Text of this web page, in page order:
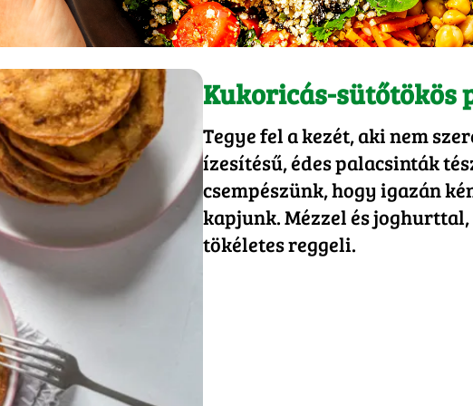
Kukoricás-sütőtökös
Tegye fel a kezét, aki nem
ízesítésű, édes palacsinták
csempészünk, hogy igazán
kapjunk. Mézzel és
tökéletes reggeli.